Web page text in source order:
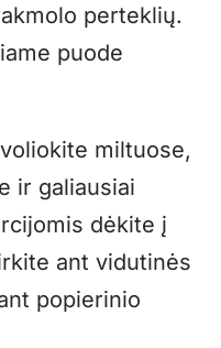
perteklių.
puode
miltuose,
ir galiausiai
dėkite į
ant vidutinės
popierinio